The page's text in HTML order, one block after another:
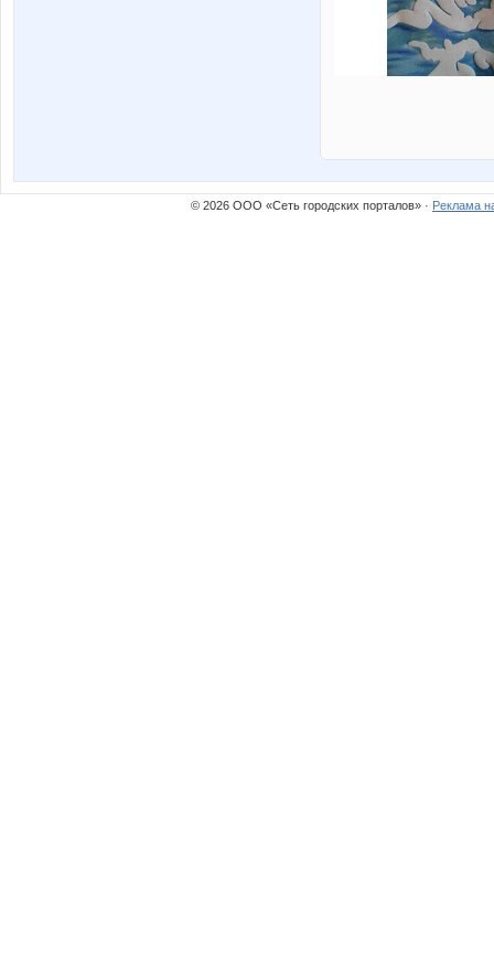
© 2026 ООО «Сеть городских порталов» · Реклама